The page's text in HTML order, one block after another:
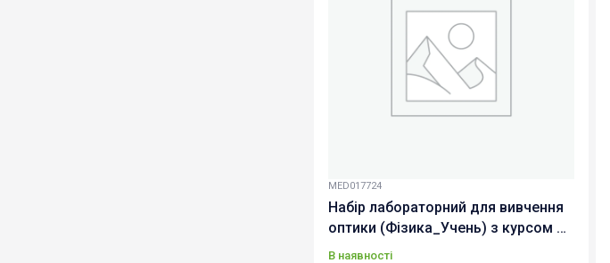
MED017724
Набір лабораторний для вивчення
оптики (Фізика_Учень) з курсом з
функціями ШІ (pcb-ulabs-08)
В наявності